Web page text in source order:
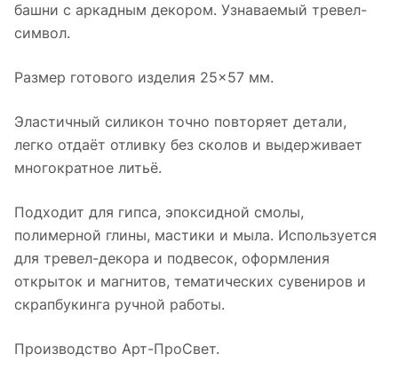
башни с аркадным декором. Узнаваемый тревел-
символ.
Размер готового изделия 25×57 мм.
Эластичный силикон точно повторяет детали,
легко отдаёт отливку без сколов и выдерживает
многократное литьё.
Подходит для гипса, эпоксидной смолы,
полимерной глины, мастики и мыла. Используется
для тревел-декора и подвесок, оформления
открыток и магнитов, тематических сувениров и
скрапбукинга ручной работы.
Производство Арт-ПроСвет.